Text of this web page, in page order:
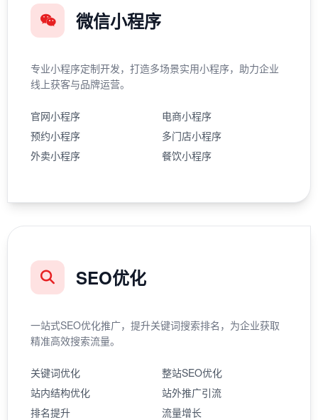
微信小程序
专业小程序定制开发，打造多场景实用小程序，助力企业
线上获客与品牌运营。
官网小程序
电商小程序
预约小程序
多门店小程序
外卖小程序
餐饮小程序
SEO优化
一站式SEO优化推广，提升关键词搜索排名，为企业获取
精准高效搜索流量。
关键词优化
整站SEO优化
站内结构优化
站外推广引流
排名提升
流量增长